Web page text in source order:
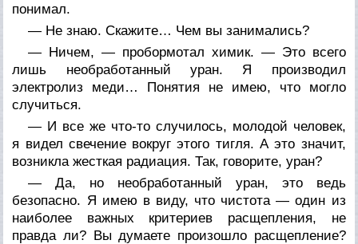
понимал.
— Не знаю. Скажите… Чем вы занимались?
— Ничем, — пробормотал химик. — Это всего
лишь необработанный уран. Я производил
электролиз меди… Понятия не имею, что могло
случиться.
— И все же что-то случилось, молодой человек,
я видел свечение вокруг этого тигля. А это значит,
возникла жесткая радиация. Так, говорите, уран?
— Да, но необработанный уран, это ведь
безопасно. Я имею в виду, что чистота — один из
наиболее важных критериев расщепления, не
правда ли? Вы думаете произошло расщепление?